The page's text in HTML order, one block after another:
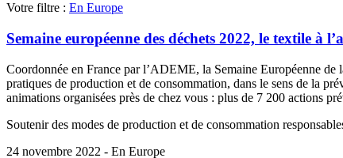
Votre filtre : En Europe
Semaine européenne des déchets 2022, le textile à
Coordonnée en France par l’ADEME, la Semaine Européenne
pratiques de production et de consommation, dans le sens de la
animations organisées près de chez vous : plus de 7 200 actions
Soutenir des modes de production et de consommation
24 novembre 2022 - En Europe